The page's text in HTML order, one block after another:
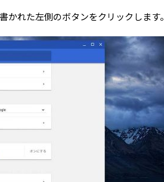
れた左側のボタンをクリックします。